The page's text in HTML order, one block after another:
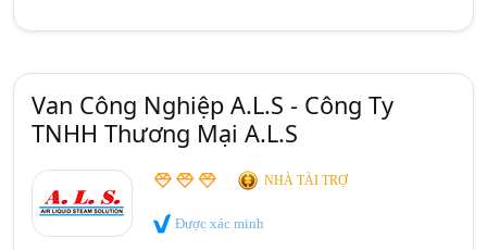
Van Công Nghiệp A.L.S - Công Ty
TNHH Thương Mại A.L.S
NHÀ TÀI TRỢ
Được xác minh